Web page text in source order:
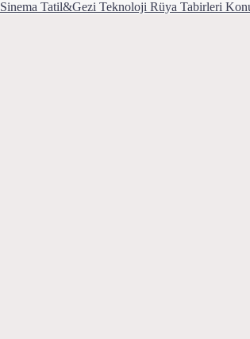
Sinema Tatil&Gezi Teknoloji Rüya Tabirleri